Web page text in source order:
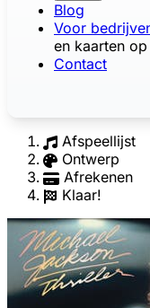
Blog
Voor
en kaarten
Contact
Afspeellijst
Ontwerp
Afrekenen
Klaar!